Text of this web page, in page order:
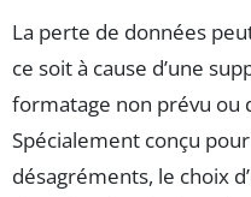
La perte de données
ce soit à cause d’une
formatage non prévu ou
Spécialement conçu
désagréments, le choix